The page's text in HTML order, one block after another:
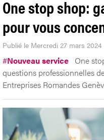
One stop shop:
pour vous
Publié le Mercredi 27 mars 2024
#Nouveau service One
questions professionnelles
Entreprises Romandes